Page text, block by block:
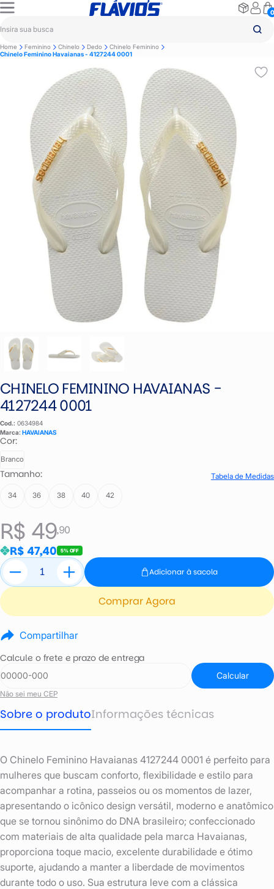
0
Home Feminino Chinelo Dedo
Chinelo Feminino
Chinelo Feminino Havaianas - 4127244 0001
CHINELO FEMININO HAVAIANAS -
4127244 0001
Cod.: 0634984
Marca: HAVAIANAS
R$ 49,90
R$ 47,40 5% OFF
Cor:
Branco
Tamanho: Tabela de Medidas
34 36 38 40 42
Adicionar à sacola
Comprar Agora
Compartilhar
Calcule o frete e prazo de entrega
Calcular
Não sei meu CEP
Sobre o produtoInformações técnicas
O Chinelo Feminino Havaianas 4127244 0001 é perfeito para
mulheres que buscam conforto, flexibilidade e estilo para
acompanhar a rotina, passeios ou os momentos de lazer,
apresentando o icônico design versátil, moderno e anatômico
que se tornou sinônimo do DNA brasileiro; confeccionado
com materiais de alta qualidade pela marca Havaianas,
proporciona toque macio, excelente durabilidade e ótimo
suporte, ajudando a manter a liberdade de movimentos
durante todo o uso. Sua estrutura leve com a clássica